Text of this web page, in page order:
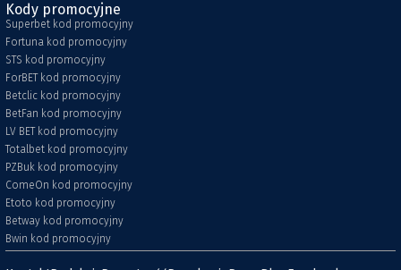
Kody promocyjne
Superbet kod promocyjny
Fortuna kod promocyjny
STS kod promocyjny
ForBET kod promocyjny
Betclic kod promocyjny
BetFan kod promocyjny
LV BET kod promocyjny
Totalbet kod promocyjny
PZBuk kod promocyjny
ComeOn kod promocyjny
Etoto kod promocyjny
Betway kod promocyjny
Bwin kod promocyjny